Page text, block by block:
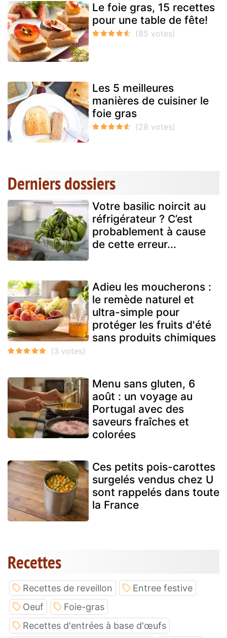
Le foie gras, 15 recettes
pour une table de fête!
Les 5 meilleures
manières de cuisiner le
foie gras
Derniers dossiers
Votre basilic noircit au
réfrigérateur ? C’est
probablement à cause
de cette erreur...
Adieu les moucherons :
le remède naturel et
ultra-simple pour
protéger les fruits d'été
sans produits chimiques
Menu sans gluten, 6
août : un voyage au
Portugal avec des
saveurs fraîches et
colorées
Ces petits pois-carottes
surgelés vendus chez U
sont rappelés dans toute
la France
Recettes
Recettes de reveillon
Entree festive
Oeuf
Foie-gras
Recettes d'entrées à base d'œufs